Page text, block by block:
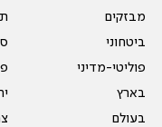
מבזקים
ביטחוני
פוליטי-מדיני
בארץ
בעולם